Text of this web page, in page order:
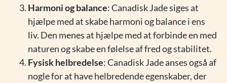
Harmoni og balance: Canadisk Jade siges at
hjælpe med at skabe harmoni og balance i ens
liv. Den menes at hjælpe med at forbinde en med
naturen og skabe en følelse af fred og stabilitet.
Fysisk helbredelse: Canadisk Jade anses også af
nogle for at have helbredende egenskaber, der